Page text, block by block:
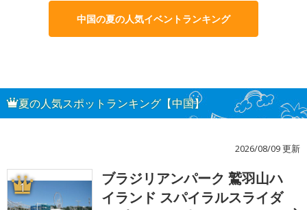
中国の夏の人気イベントランキング
夏の人気スポットランキング【中国】
2026/08/09 更新
1
ブラジリアンパーク 鷲羽山ハ
イランド スパイラルスライダ